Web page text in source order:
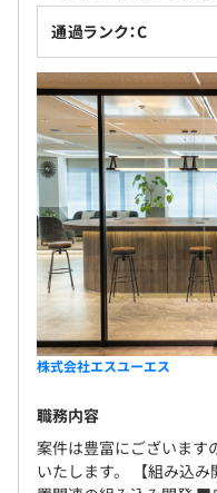
通過ランク：C
株式会社エスユーエス
職務内容
案件は豊富にございます
いたします。 【組み込